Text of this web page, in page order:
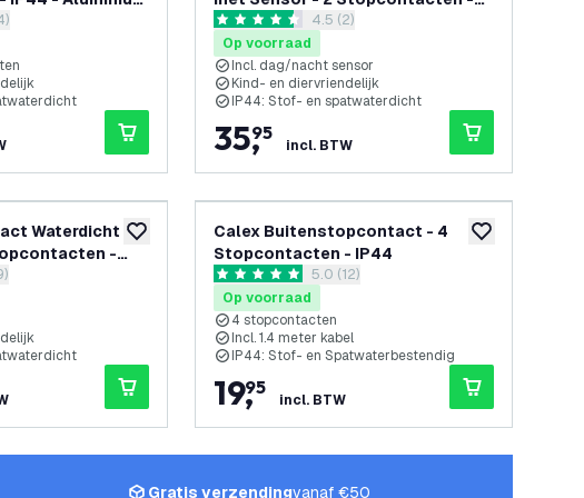
Buiten
drawer openen
IP44 - Aluminium Stopcontact
voor Buiten
reviews drawer openen
4.5 score sterren4.5 (2)
Op voorraad
Incl. dag/nacht sensor
Kind- en diervriendelijk
IP44: Stof- en spatwaterdicht
35,
95
incl. BTW
toevoegen aan verlanglijst
Waterdicht
-
Stopcontact
drawer openen
toevoegen
Calex Buitenstopcontact - 4
Stopcontacten - IP44
reviews drawer openen
5 score sterren5.0 (12)
Op voorraad
4 stopcontacten
Incl. 1.4 meter kabel
IP44: Stof- en Spatwaterbestendig
19,
95
incl. BTW
Gratis verzendingvanaf €50